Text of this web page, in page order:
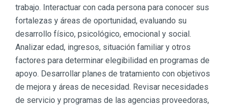
trabajo. Interactuar con cada persona para conocer sus
fortalezas y áreas de oportunidad, evaluando su
desarrollo físico, psicológico, emocional y social.
Analizar edad, ingresos, situación familiar y otros
factores para determinar elegibilidad en programas de
apoyo. Desarrollar planes de tratamiento con objetivos
de mejora y áreas de necesidad. Revisar necesidades
de servicio y programas de las agencias proveedoras,